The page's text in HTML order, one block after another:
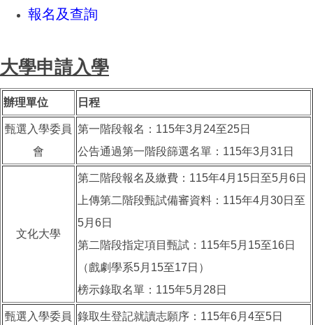
報名及查詢
大學申請入學
辦理單位 日程
甄選入學委員
會
第一階段報名：115年3月24至25日
公告通過第一階段篩選名單：115年3月31日
文化大學
第二階段報名及繳費：115年4月15日至5月6日
上傳第二階段甄試備審資料：115年4月30日至
5月6日
第二階段指定項目甄試：115年5月15至16日
（戲劇學系5月15至17日）
榜示錄取名單：115年5月28日
甄選入學委員 錄取生登記就讀志願序：115年6月4至5日